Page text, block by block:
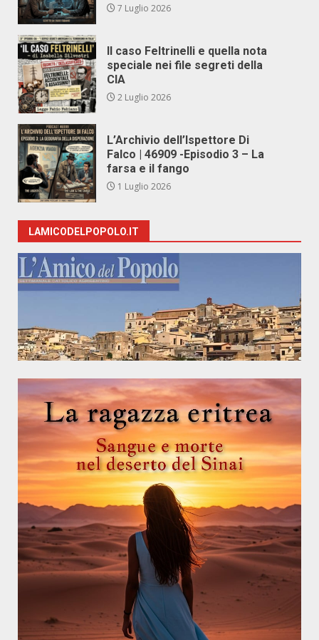
7 Luglio 2026
Il caso Feltrinelli e quella nota
speciale nei file segreti della
CIA
2 Luglio 2026
L’Archivio dell’Ispettore Di
Falco | 46909 -Episodio 3 – La
farsa e il fango
1 Luglio 2026
LAMICODELPOPOLO.IT